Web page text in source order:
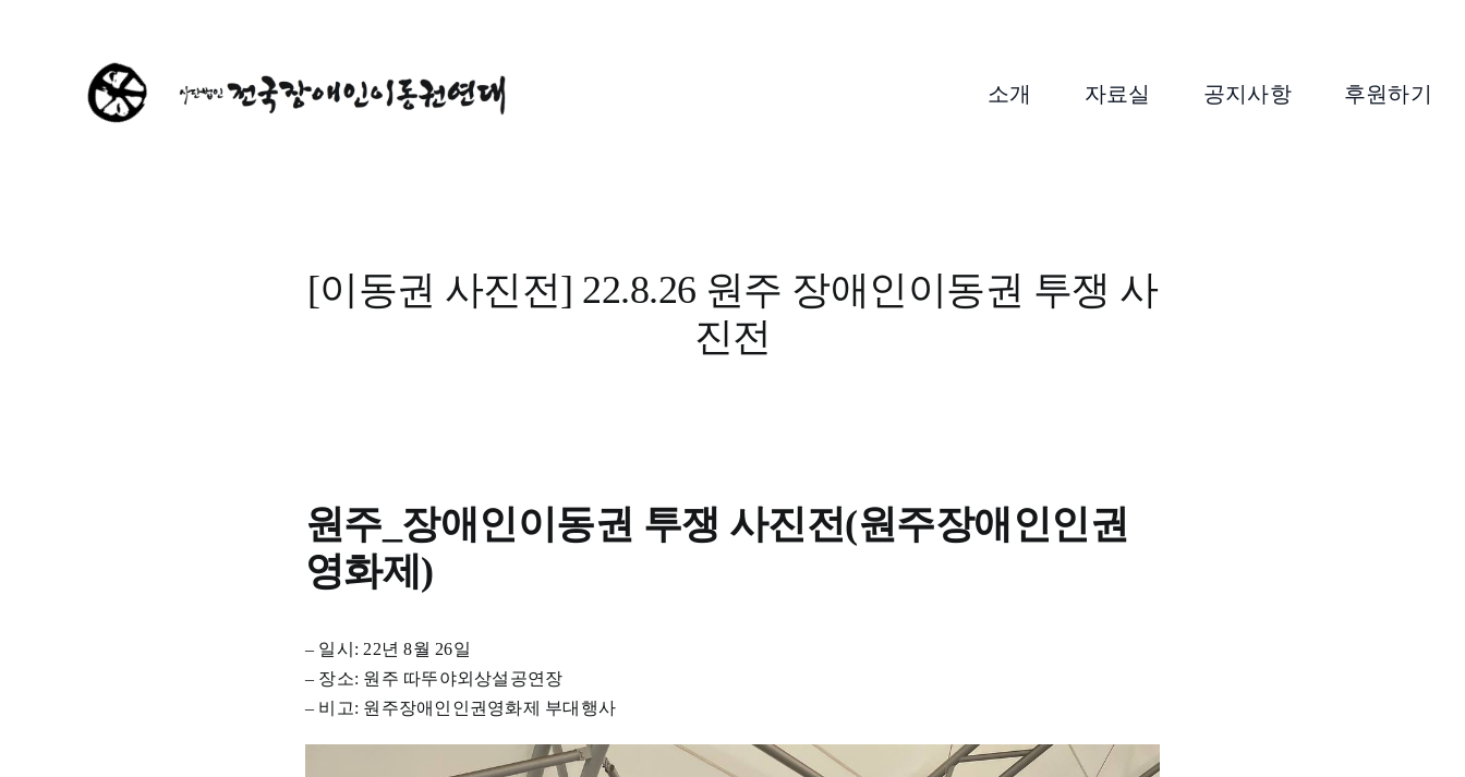
소개 자료실 공지사항 후원하기
[이동권 사진전] 22.8.26 원주 장애인이동권 투쟁 사
진전
원주_장애인이동권 투쟁 사진전(원주장애인인권
영화제)
– 일시: 22년 8월 26일
– 장소: 원주 따뚜야외상설공연장
– 비고: 원주장애인인권영화제 부대행사